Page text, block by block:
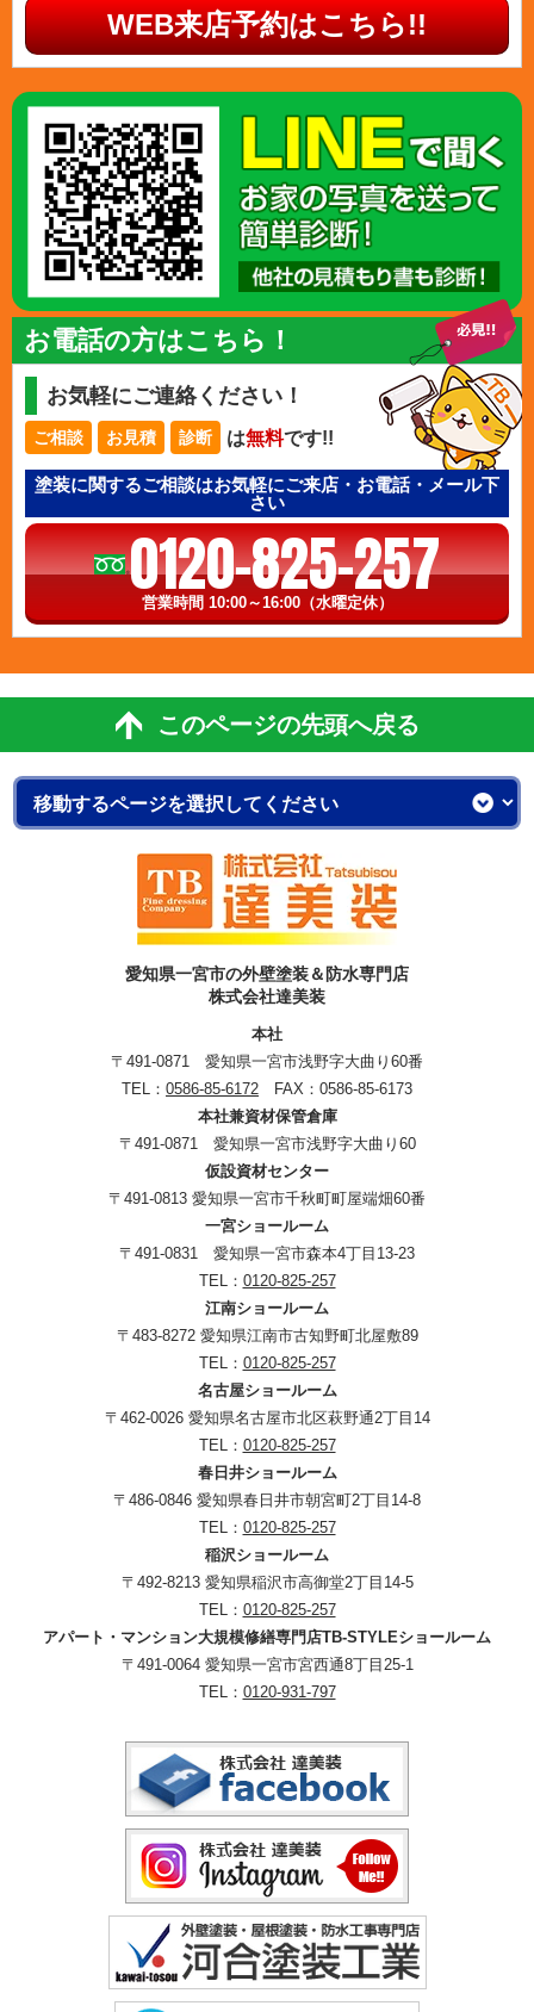
WEB来店予約はこちら!!
お電話の方はこちら！
お気軽にご連絡ください！
ご相談 お見積 診断 は無料です!!
塗装に関するご相談はお気軽にご来店・お電話・メール下
さい
0120-825-257
営業時間 10:00～16:00（水曜定休）
このページの先頭へ戻る
愛知県一宮市の外壁塗装＆防水専門店
株式会社達美装
本社
〒491-0871 愛知県一宮市浅野字大曲り60番
TEL： 0586-85-6172 FAX：0586-85-6173
本社兼資材保管倉庫
〒491-0871 愛知県一宮市浅野字大曲り60
仮設資材センター
〒491-0813 愛知県一宮市千秋町町屋端畑60番
一宮ショールーム
〒491-0831 愛知県一宮市森本4丁目13-23
TEL： 0120-825-257
江南ショールーム
〒483-8272 愛知県江南市古知野町北屋敷89
TEL： 0120-825-257
名古屋ショールーム
〒462-0026 愛知県名古屋市北区萩野通2丁目14
TEL： 0120-825-257
春日井ショールーム
〒486-0846 愛知県春日井市朝宮町2丁目14-8
TEL： 0120-825-257
稲沢ショールーム
〒492-8213 愛知県稲沢市高御堂2丁目14-5
TEL： 0120-825-257
アパート・マンション大規模修繕専門店TB-STYLEショールーム
〒491-0064 愛知県一宮市宮西通8丁目25-1
TEL： 0120-931-797